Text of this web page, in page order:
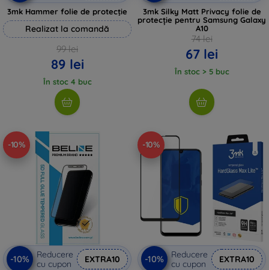
3mk Hammer folie de protecție
Realizat la comandă
99 lei
89 lei
În stoc 4 buc
3mk Silky Matt Privacy folie de
protecție pentru Samsung Galaxy
A10
74 lei
67 lei
În stoc > 5 buc
-10%
-10%
Reducere
cu cupon
EXTRA10
-10%
-10%
Reducere
cu cupon
EXTRA10